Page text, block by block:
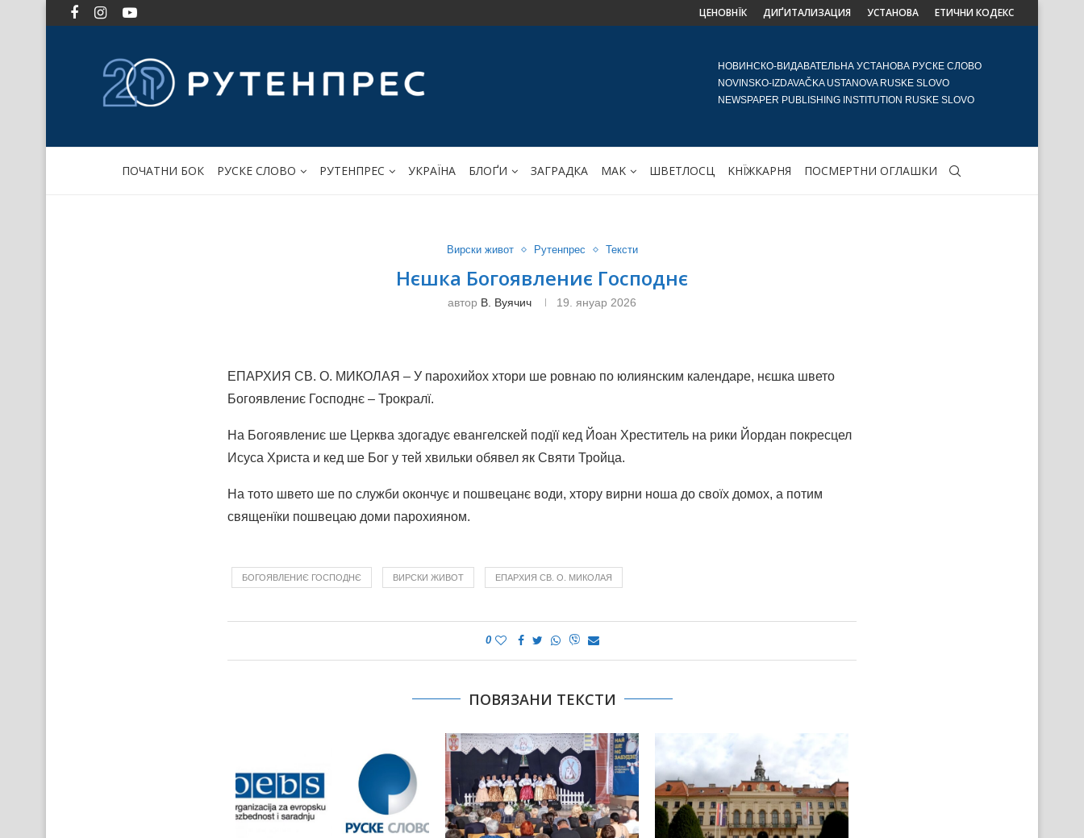
ЦЕНОВНЇК ДИҐИТАЛИЗАЦИЯ УСТАНОВА ЕТИЧНИ КОДЕКС
НОВИНСКО-ВИДАВАТЕЛЬНА УСТАНОВА РУСКЕ СЛОВО
NOVINSKO-IZDAVAČKA USTANOVA RUSKE SLOVO
NEWSPAPER PUBLISHING INSTITUTION RUSKE SLOVO
ПОЧАТНИ БОК РУСКЕ СЛОВО РУТЕНПРЕС УКРАЇНА БЛОҐИ ЗАГРАДКА МАK ШВЕТЛОСЦ KНЇЖКАРНЯ ПОСМЕРТНИ ОГЛАШКИ
Вирски живот Рутенпрес Тексти
Нєшка Богоявлениє Господнє
автор В. Вуячич 19. януар 2026
ЕПАРХИЯ СВ. О. МИКОЛАЯ – У парохийох хтори ше ровнаю по юлиянским календаре, нєшка швето
Богоявлениє Господнє – Трокралї.
На Богоявлениє ше Церква здогадує евангелскей подїї кед Йоан Хреститель на рики Йордан покресцел
Исуса Христа и кед ше Бог у тей хвильки обявел як Святи Тройца.
На тото швето ше по служби окончує и пошвецанє води, хтору вирни ноша до своїх домох, а потим
священїки пошвецаю доми парохияном.
БОГОЯВЛЕНИЄ ГОСПОДНЄ ВИРСКИ ЖИВОТ ЕПАРХИЯ СВ. О. МИКОЛАЯ
0
ПОВЯЗАНИ ТЕКСТИ